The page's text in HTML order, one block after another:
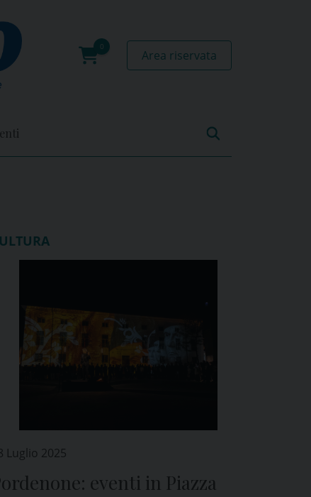
0
Area riservata
Luglio 2025
eventi in Piazza